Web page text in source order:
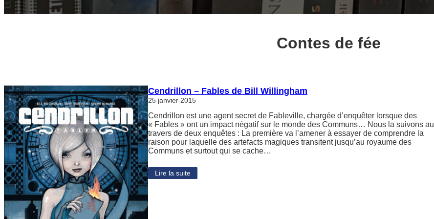
Contes de fée
Cendrillon – Fables de Bill Willingham
25 janvier 2015
Cendrillon est une agent secret de Fableville, chargée d’enquêter lorsque des
« Fables » ont un impact négatif sur le monde des Communs… Nous la suivons au
travers de deux enquêtes : La première va l’amener à essayer de comprendre la
raison pour laquelle des artefacts magiques transitent jusqu’au royaume des
Communs et surtout qui se cache…
Lire la suite